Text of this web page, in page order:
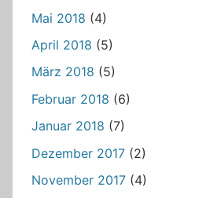
Mai 2018 (4)
April 2018 (5)
März 2018 (5)
Februar 2018 (6)
Januar 2018 (7)
Dezember 2017 (2)
November 2017 (4)